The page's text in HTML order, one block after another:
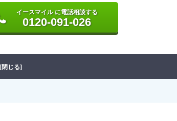
イースマイル に電話相談する
0120-091-026
[閉じる]